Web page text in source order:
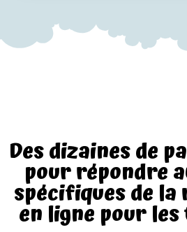
Des dizaines de
pour répondre
spécifiques de
en ligne pour